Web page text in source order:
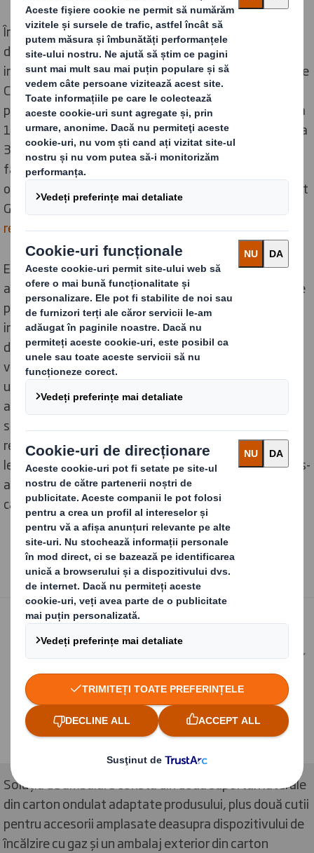
În timp ce soluțiile de ambalare anterioare necesitau
două elemente din EPS (polistiren expandat), soluția
inovatoare dezvoltată de DS Smith pentru Bosch Home
Comfort Group a eliminat toate componentele din
plastic ale ambalajului. Acest lucru a dus la eliminarea a
100.000 de componente din plastic și la economisirea a
310 tone de emisii de CO2 pe an. Noul produs inovativ
fără plastic este, de asemenea, în conformitate cu
obiectivele de sustenabilitate ale Bosch Home Comfort
Group, care a solicitat ca
reciclabil.
Echipa de designeri experți DS Smith a utilizat
abordarea unică „Circular Design Metrics
” (Parametri de
proiectare circulară) a DS Smith, în combinație cu
instrumentul Value Tool al DS Smith, pentru a
demonstra în mod transparent avantajele ciclului de
viață complet al ambalajelor lor. Acest lucru a implicat
utilizarea a opt indicatori diferiți pentru a concepe
anumite aspecte ale soluției de ambalare pentru a
standardiza și cuantifica sustenabilitatea și
reciclabilitatea. De exemplu, în cadrul a cinci categorii
legate de lipsa plasticului Bosch Home Comfort Group s-
a putut determina o îmbunătățire, în timp ce alte două
categorii au rămas identice cu situația inițială.
Soluția de ambalare constă din două suporturi laterale
din carton ondulat adaptate produsului, plus două cutii
pentru accesorii amplasate deasupra dispozitivului de
încălzire cu gaz și un ambalaj exterior din carton